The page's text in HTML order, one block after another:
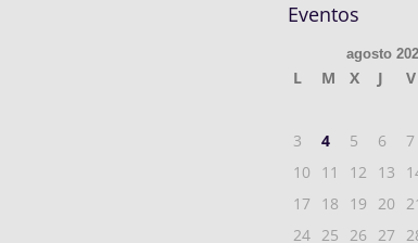
Eventos
agosto
L M X J V
3
4 5 6 7
10
11 12 13
17
18 19 20
24
25 26 27